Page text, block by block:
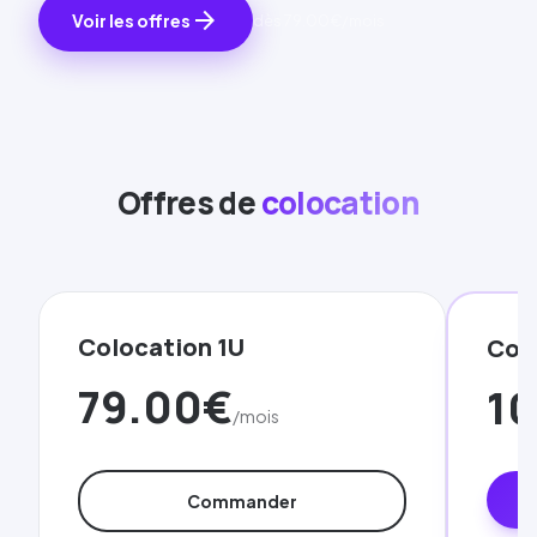
Voir les offres arrow_forward
Offres decolocation
Colocation 1U
79.00€/mois
Commander